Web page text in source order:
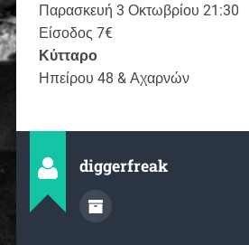
Παρασκευή 3 Οκτωβρίου 21:30
Είσοδος 7€
Κύτταρο
Ηπείρου 48 & Αχαρνών
diggerfreak